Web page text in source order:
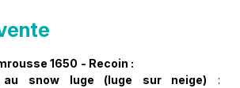
1650 - Recoin :
au snow luge (luge sur neige) :